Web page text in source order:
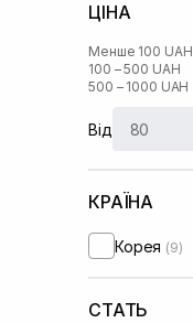
ЦІНА
Менше 100 UAH
100 – 500 UAH
500 – 1000 UAH
Від
КРАЇНА
Корея (9)
СТАТЬ